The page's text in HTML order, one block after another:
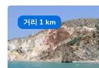
거리 1 km